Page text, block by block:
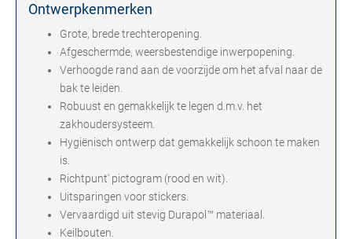
Ontwerpkenmerken
Grote, brede trechteropening.
Afgeschermde, weersbestendige inwerpopening.
Verhoogde rand aan de voorzijde om het afval naar de
bak te leiden.
Robuust en gemakkelijk te legen d.m.v. het
zakhoudersysteem.
Hygiënisch ontwerp dat gemakkelijk schoon te maken
is.
Richtpunt' pictogram (rood en wit).
Uitsparingen voor stickers.
Vervaardigd uit stevig Durapol™ materiaal.
Keilbouten.